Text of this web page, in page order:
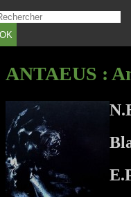
OK
ANTAEUS :